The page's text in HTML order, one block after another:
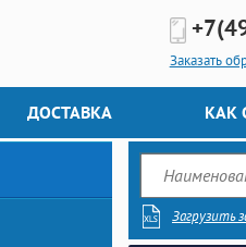
Заказать
ДОСТАВКА КАК
Загрузить